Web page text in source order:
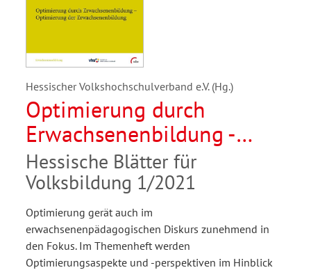
Hessischer Volkshochschulverband e.V. (Hg.)
Optimierung durch
Erwachsenenbildung -
Optimierung der
Erwachsenenbildung
Hessische Blätter für
Volksbildung 1/2021
Optimierung gerät auch im
erwachsenenpädagogischen Diskurs zunehmend in
den Fokus. Im Themenheft werden
Optimierungsaspekte und -perspektiven im Hinblick